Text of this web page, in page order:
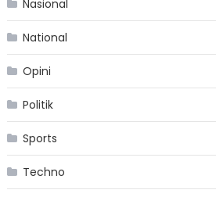
Nasional
National
Opini
Politik
Sports
Techno